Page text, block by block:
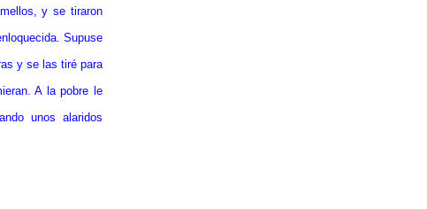
y se tiraron
Supuse
y se las tiré para
A la pobre le
unos alaridos